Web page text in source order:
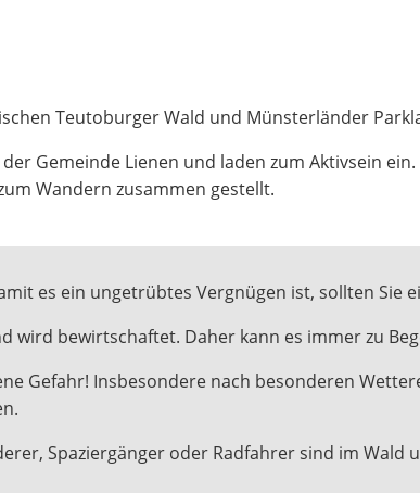
Teutoburger Wald und Münsterländer
Gemeinde Lienen und laden zum Aktivsein ein.
Wandern zusammen gestellt.
es ein ungetrübtes Vergnügen ist, sollten Sie
wird bewirtschaftet. Daher kann es immer zu
Gefahr! Insbesondere nach besonderen
Spaziergänger oder Radfahrer sind im